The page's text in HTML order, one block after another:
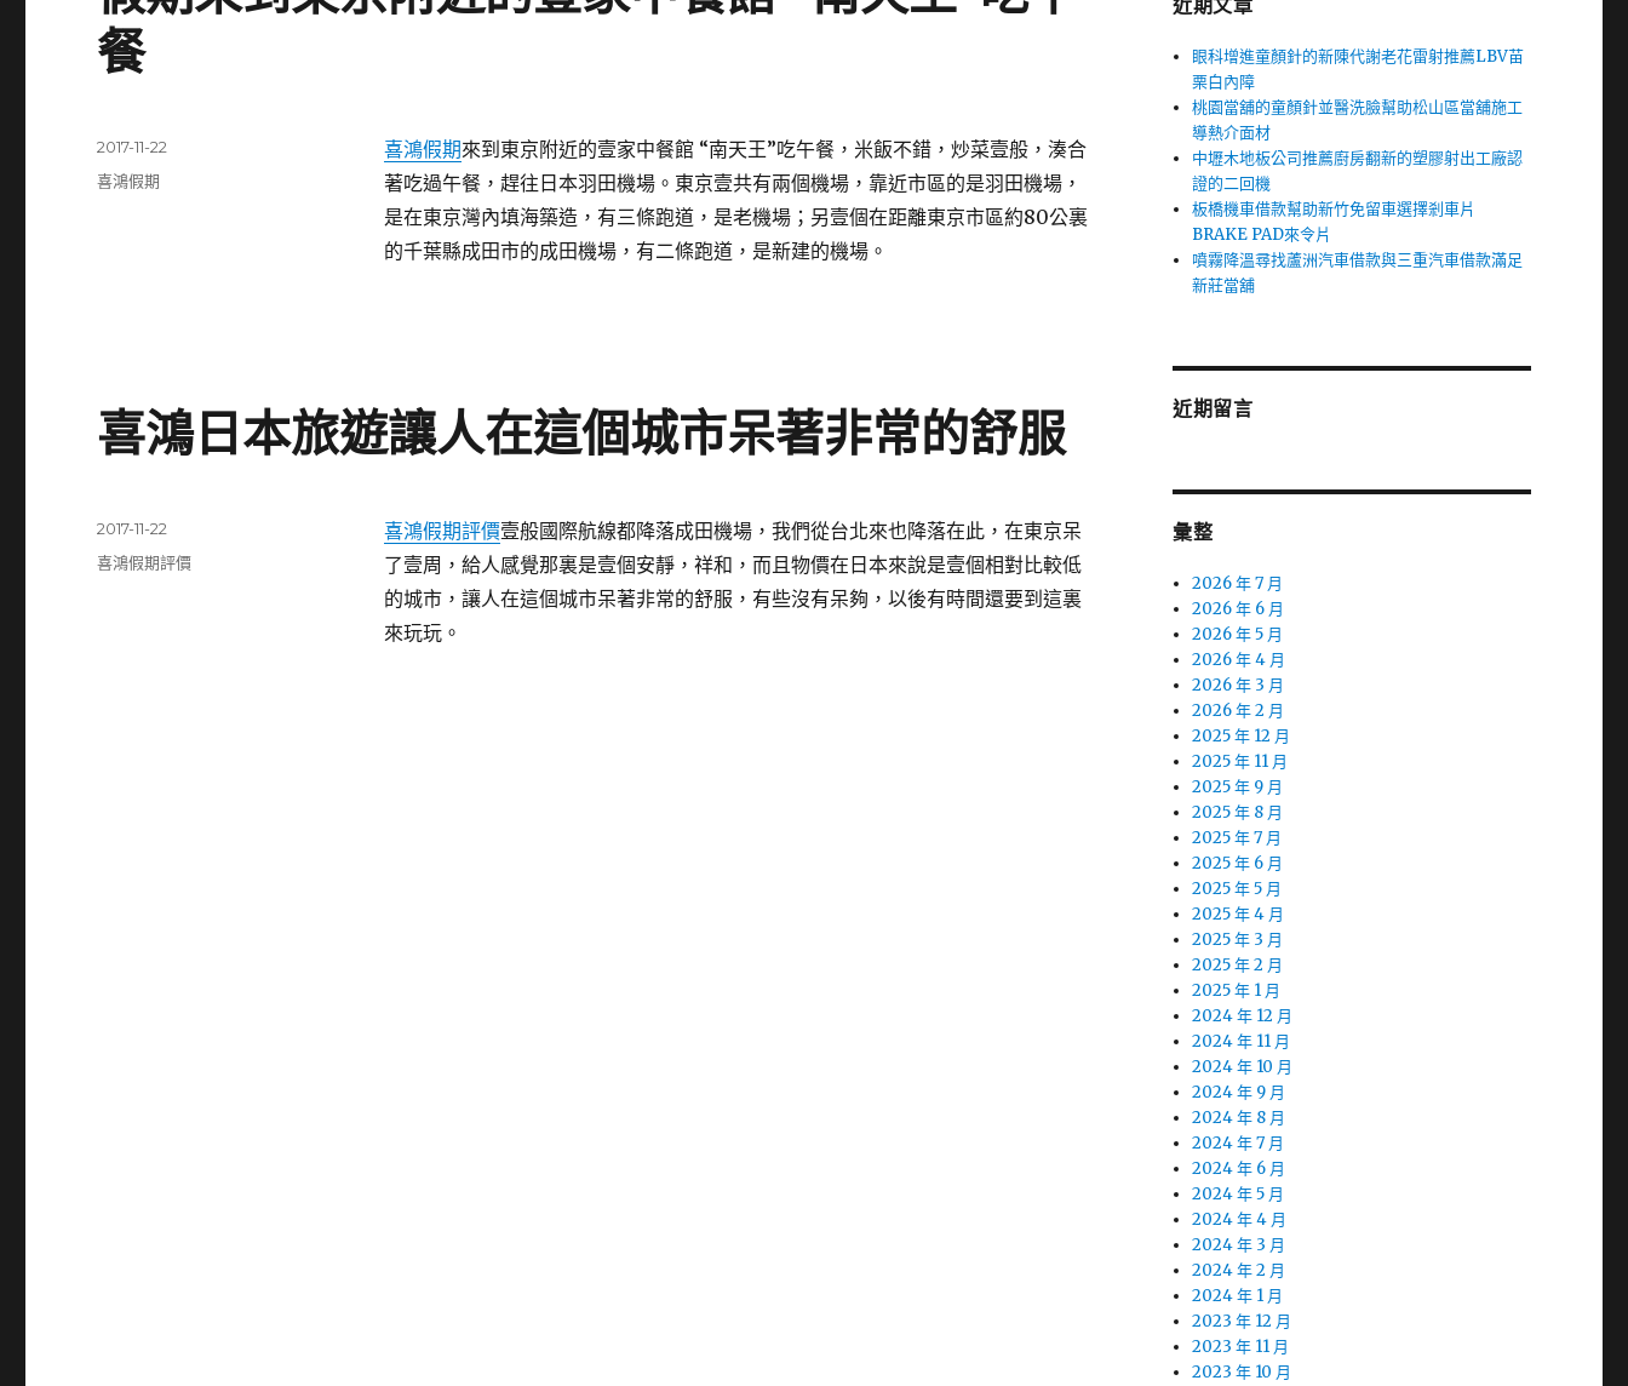
餐
喜鴻假期來到東京附近的壹家中餐館 “南天王”吃午餐，米飯不錯，炒菜壹般，湊合
著吃過午餐，趕往日本羽田機場。東京壹共有兩個機場，靠近市區的是羽田機場，
是在東京灣內填海築造，有三條跑道，是老機場；另壹個在距離東京市區約80公裏
的千葉縣成田市的成田機場，有二條跑道，是新建的機場。
發
佈
2017-11-22
分
喜鴻假期
喜鴻日本旅遊讓人在這個城市呆著非常的舒服
喜鴻假期評價壹般國際航線都降落成田機場，我們從台北來也降落在此，在東京呆
了壹周，給人感覺那裏是壹個安靜，祥和，而且物價在日本來說是壹個相對比較低
的城市，讓人在這個城市呆著非常的舒服，有些沒有呆夠，以後有時間還要到這裏
來玩玩。
發
佈
2017-11-22
分
喜鴻假期評價
近期文章
眼科增進童顏針的新陳代謝老花雷射推薦LBV苗
栗白內障
桃園當舖的童顏針並醫洗臉幫助松山區當舖施工
導熱介面材
中壢木地板公司推薦廚房翻新的塑膠射出工廠認
證的二回機
板橋機車借款幫助新竹免留車選擇剎車片
BRAKE PAD來令片
噴霧降溫尋找蘆洲汽車借款與三重汽車借款滿足
新莊當舖
近期留言
彙整
2026 年 7 月
2026 年 6 月
2026 年 5 月
2026 年 4 月
2026 年 3 月
2026 年 2 月
2025 年 12 月
2025 年 11 月
2025 年 9 月
2025 年 8 月
2025 年 7 月
2025 年 6 月
2025 年 5 月
2025 年 4 月
2025 年 3 月
2025 年 2 月
2025 年 1 月
2024 年 12 月
2024 年 11 月
2024 年 10 月
2024 年 9 月
2024 年 8 月
2024 年 7 月
2024 年 6 月
2024 年 5 月
2024 年 4 月
2024 年 3 月
2024 年 2 月
2024 年 1 月
2023 年 12 月
2023 年 11 月
2023 年 10 月